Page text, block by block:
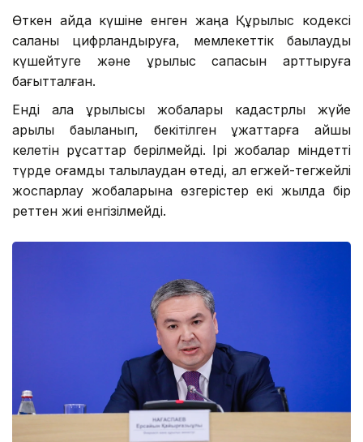
Өткен айда күшіне енген жаңа Құрылыс кодексі
саланы цифрландыруға, мемлекеттік бақылауды
күшейтуге және құрылыс сапасын арттыруға
бағытталған.
Енді қала құрылысы жобалары кадастрлық жүйе
арқылы бақыланып, бекітілген құжаттарға қайшы
келетін рұқсаттар берілмейді. Ірі жобалар міндетті
түрде қоғамдық талқылаудан өтеді, ал егжей-тегжейлі
жоспарлау жобаларына өзгерістер екі жылда бір
реттен жиі енгізілмейді.